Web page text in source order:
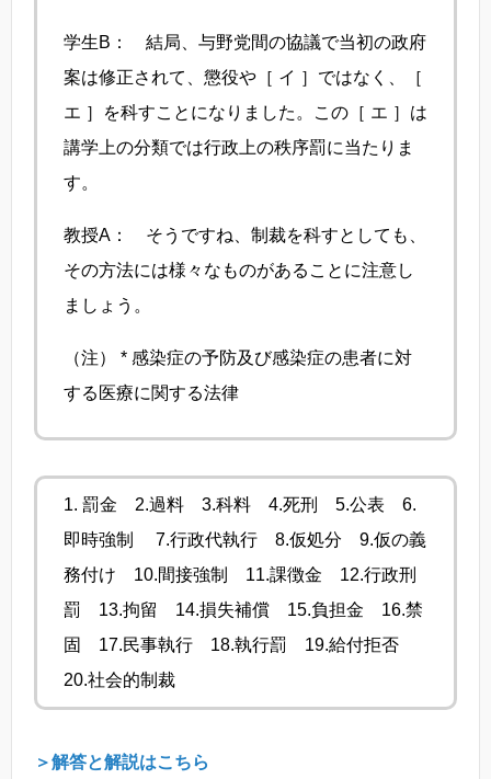
学生B： 結局、与野党間の協議で当初の政府
案は修正されて、懲役や［ イ ］ではなく、［
エ ］を科すことになりました。この［ エ ］は
講学上の分類では行政上の秩序罰に当たりま
す。
教授A： そうですね、制裁を科すとしても、
その方法には様々なものがあることに注意し
ましょう。
（注） * 感染症の予防及び感染症の患者に対
する医療に関する法律
1. 罰金 2.過料 3.科料 4.死刑 5.公表 6.
即時強制 7.行政代執行 8.仮処分 9.仮の義
務付け 10.間接強制 11.課徴金 12.行政刑
罰 13.拘留 14.損失補償 15.負担金 16.禁
固 17.民事執行 18.執行罰 19.給付拒否
20.社会的制裁
＞解答と解説はこちら